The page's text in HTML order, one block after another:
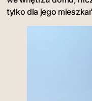
tylko dla jego